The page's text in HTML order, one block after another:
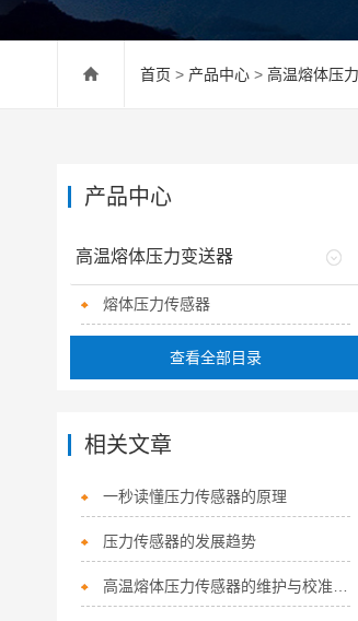
首页 > 产品中心 > 高温熔体压
产品中心
高温熔体压力变送器
熔体压力传感器
查看全部目录
相关文章
一秒读懂压力传感器的原理
压力传感器的发展趋势